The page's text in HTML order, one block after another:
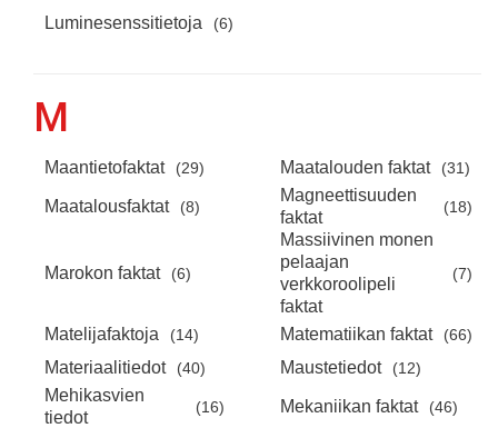
Luminesenssitietoja (6)
M
Maantietofaktat (29) Maatalouden faktat (31)
Maatalousfaktat (8)
Magneettisuuden
faktat
(18)
Marokon faktat (6)
Massiivinen monen
pelaajan
verkkoroolipeli
faktat
(7)
Matelijafaktoja (14) Matematiikan faktat (66)
Materiaalitiedot (40) Maustetiedot (12)
Mehikasvien
tiedot
(16) Mekaniikan faktat (46)